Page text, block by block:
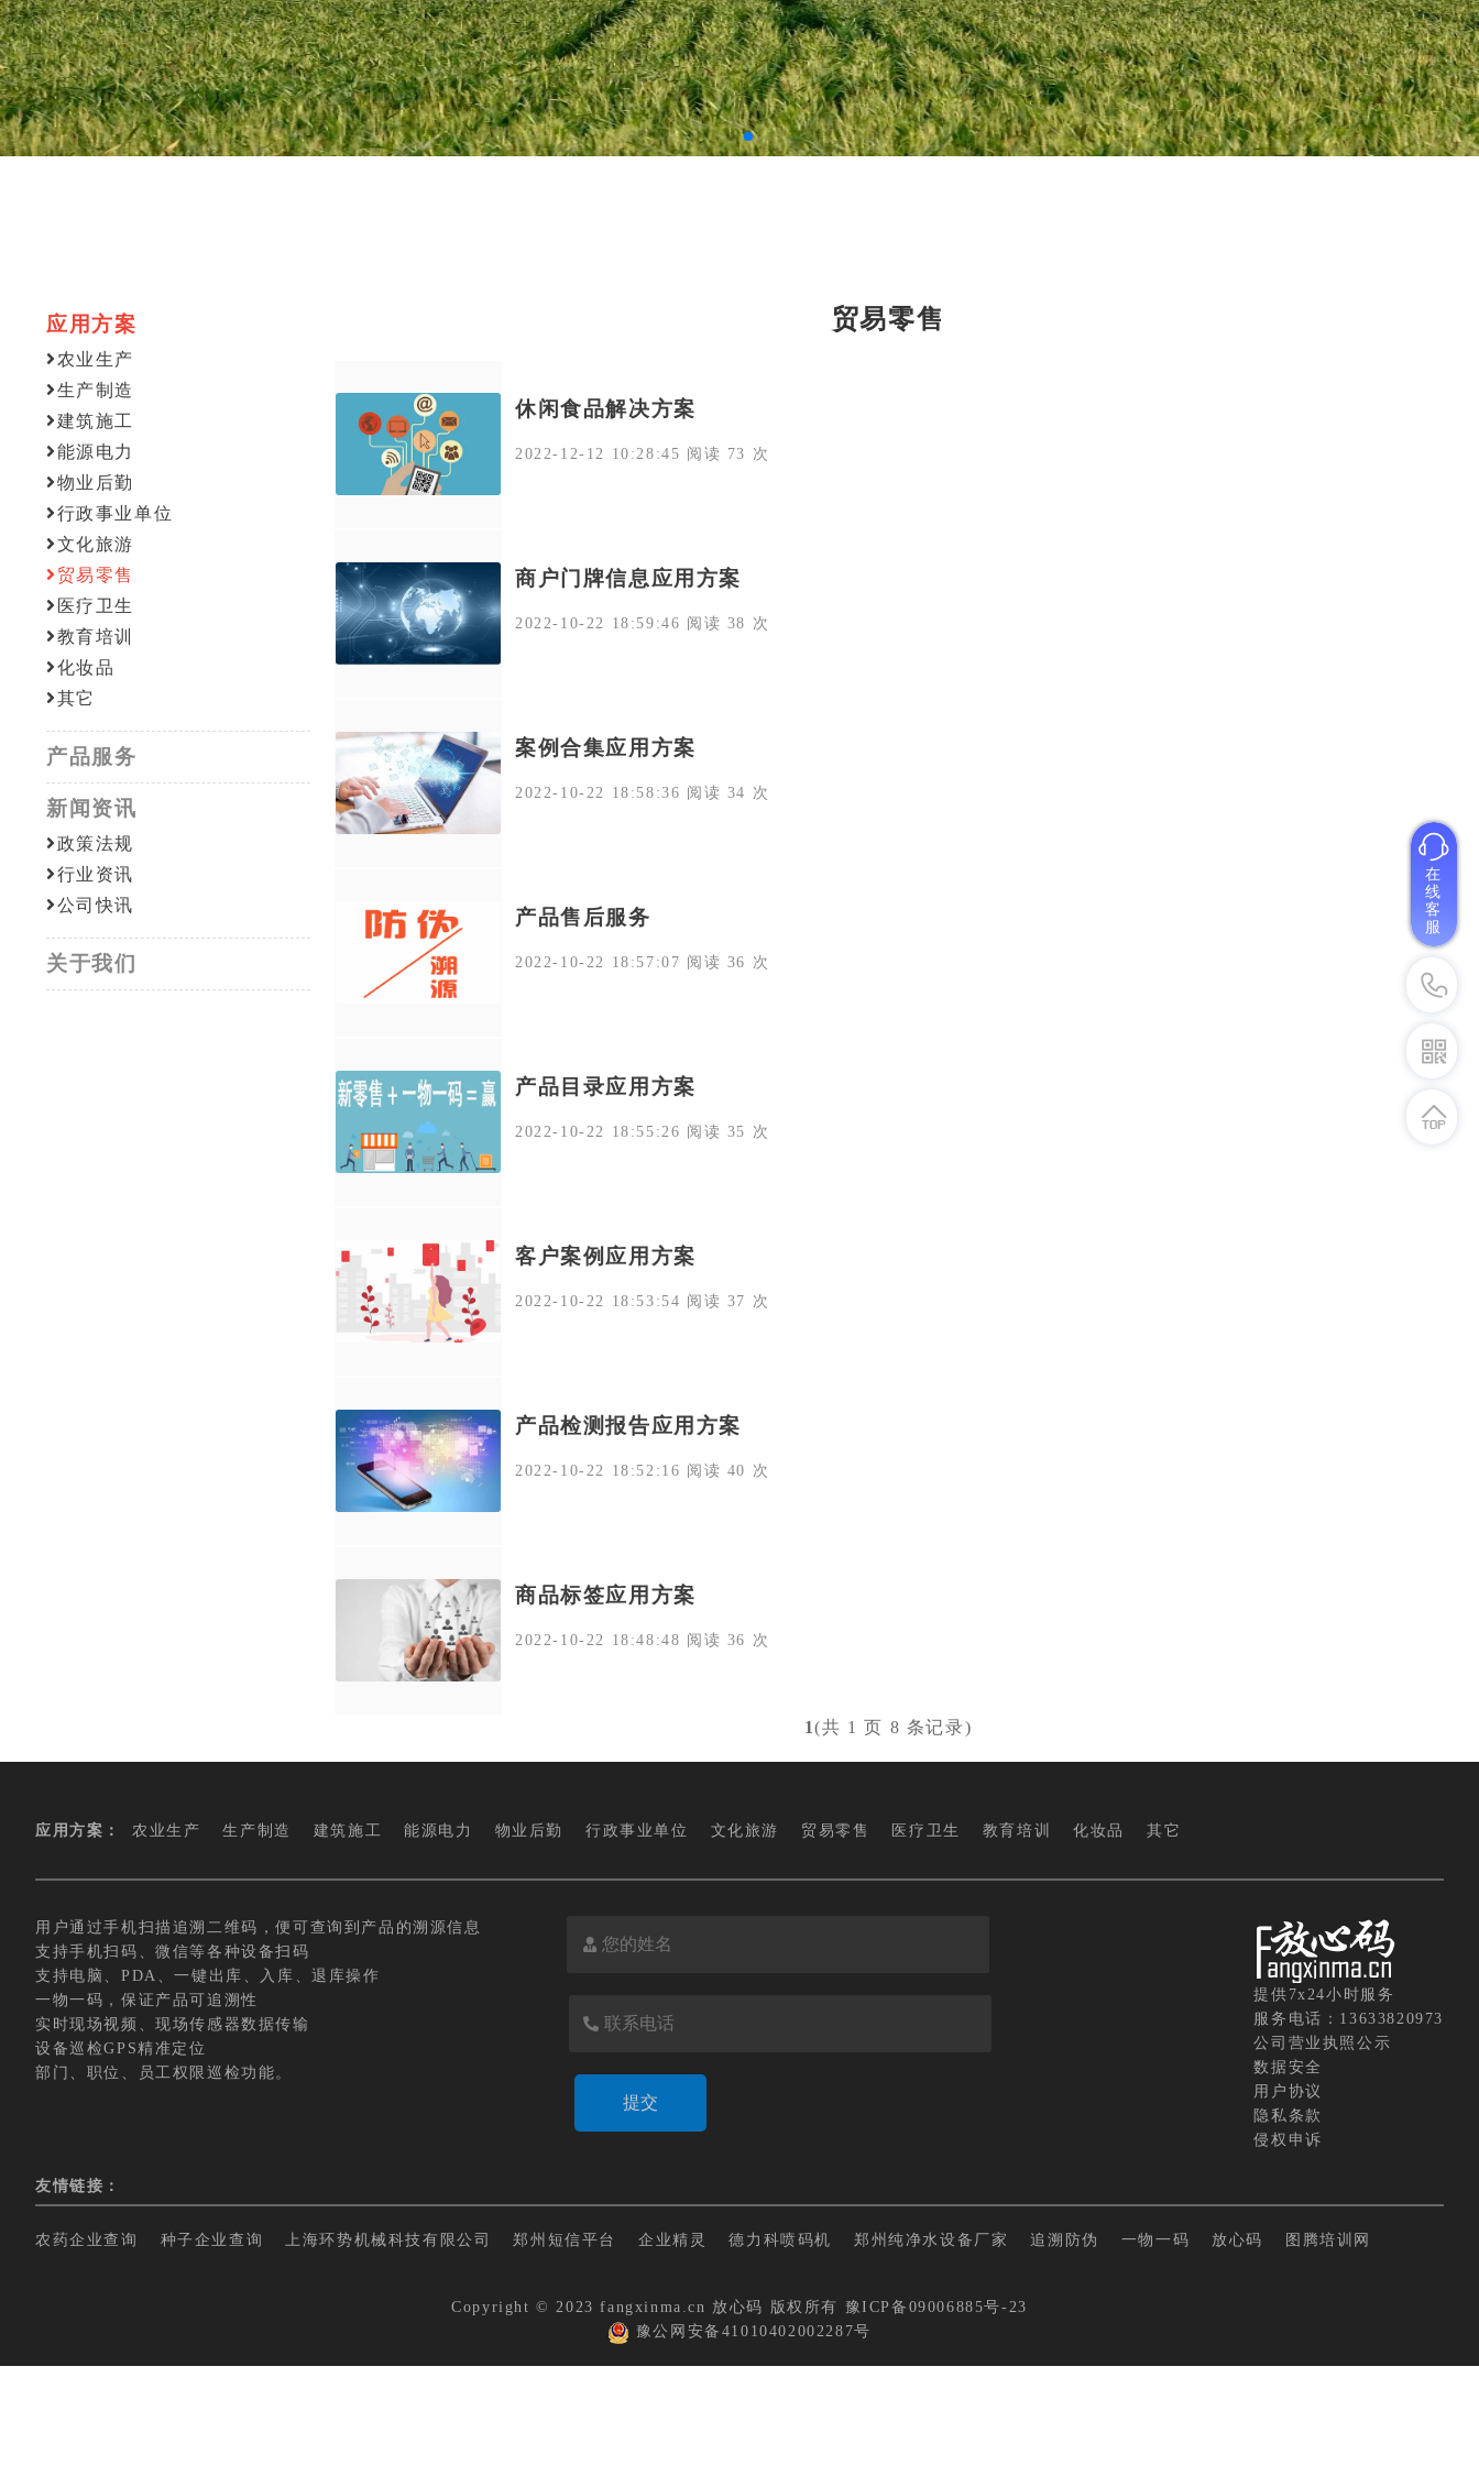
应用方案
农业生产
生产制造
建筑施工
能源电力
物业后勤
行政事业单位
文化旅游
贸易零售
医疗卫生
教育培训
化妆品
其它
产品服务
新闻资讯
政策法规
行业资讯
公司快讯
关于我们
贸易零售
休闲食品解决方案
2022-12-12 10:28:45 阅读 73 次
商户门牌信息应用方案
2022-10-22 18:59:46 阅读 38 次
案例合集应用方案
2022-10-22 18:58:36 阅读 34 次
产品售后服务
2022-10-22 18:57:07 阅读 36 次
产品目录应用方案
2022-10-22 18:55:26 阅读 35 次
客户案例应用方案
2022-10-22 18:53:54 阅读 37 次
产品检测报告应用方案
2022-10-22 18:52:16 阅读 40 次
商品标签应用方案
2022-10-22 18:48:48 阅读 36 次
1(共 1 页 8 条记录)
应用方案： 农业生产 生产制造 建筑施工 能源电力 物业后勤 行政事业单位 文化旅游 贸易零售 医疗卫生 教育培训 化妆品 其它
用户通过手机扫描追溯二维码，便可查询到产品的溯源信息
支持手机扫码、微信等各种设备扫码
支持电脑、PDA、一键出库、入库、退库操作
一物一码，保证产品可追溯性
实时现场视频、现场传感器数据传输
设备巡检GPS精准定位
部门、职位、员工权限巡检功能。
提供7x24小时服务
服务电话：13633820973
公司营业执照公示
数据安全
用户协议
隐私条款
侵权申诉
友情链接：
农药企业查询 种子企业查询 上海环势机械科技有限公司 郑州短信平台 企业精灵 德力科喷码机 郑州纯净水设备厂家 追溯防伪 一物一码 放心码 图腾培训网
Copyright © 2023 fangxinma.cn 放心码 版权所有 豫ICP备09006885号-23
豫公网安备41010402002287号
在
线
客
服